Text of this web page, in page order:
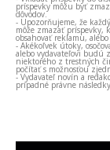
príspevky môžu byť
dôvodov.
- Upozorňujeme, že
môže zmazať príspevky,
obsahovať reklamu,
- Akékoľvek útoky,
alebo vydavateľovi budú
niektorého z trestných
počítať s možnosťou
- Vydavateľ novín a
prípadné právne